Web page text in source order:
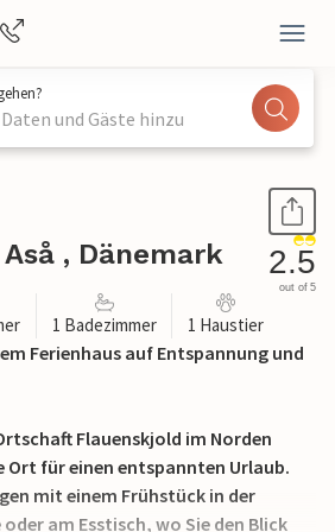
und Gäste hinzu
, Dänemark 2.5
out of 5
1 Badezimmer 1 Haustier
Ferienhaus auf Entspannung und
Flauenskjold im Norden
Ort für einen entspannten Urlaub.
mit einem Frühstück in der
am Esstisch, wo Sie den Blick